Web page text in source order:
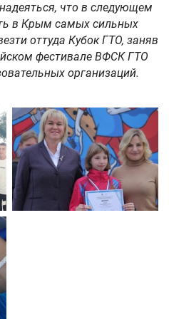
что в следующем
в Крым самых сильных
оттуда Кубок ГТО, заняв
фестивале ВФСК ГТО
организаций.